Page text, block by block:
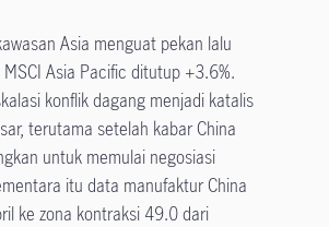
Asia menguat pekan lalu
Asia Pacific ditutup +3.6%.
konflik dagang menjadi katalis
terutama setelah kabar China
untuk memulai negosiasi
itu data manufaktur China
ke zona kontraksi 49.0 dari